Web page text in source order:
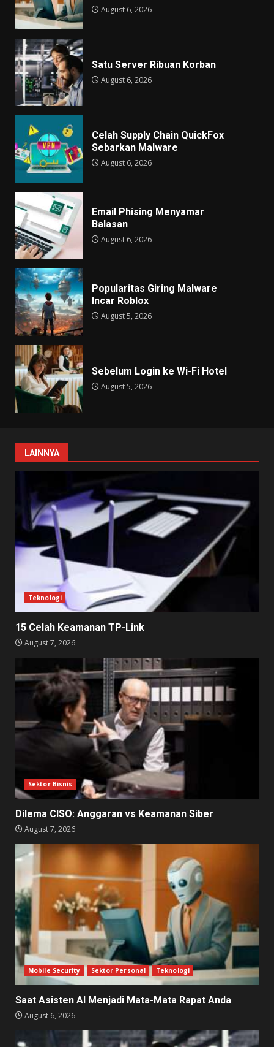
August 6, 2026
Satu Server Ribuan Korban
August 6, 2026
Celah Supply Chain QuickFox
Sebarkan Malware
August 6, 2026
Email Phising Menyamar
Balasan
August 6, 2026
Popularitas Giring Malware
Incar Roblox
August 5, 2026
Sebelum Login ke Wi-Fi Hotel
August 5, 2026
LAINNYA
Teknologi
15 Celah Keamanan TP-Link
August 7, 2026
Sektor Bisnis
Dilema CISO: Anggaran vs Keamanan Siber
August 7, 2026
Mobile Security Sektor Personal Teknologi
Saat Asisten AI Menjadi Mata-Mata Rapat Anda
August 6, 2026